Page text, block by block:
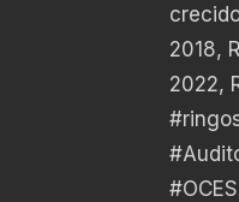
2018,
2022,